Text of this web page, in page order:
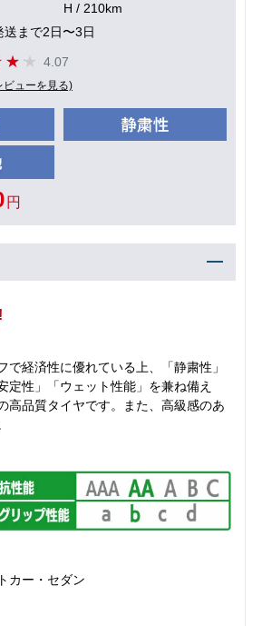
H / 210km
送まで2日〜3日
4.07
ビューを見る)
円
で経済性に優れている上、「静粛性」
定性」「ウェット性能」を兼ね備え
高品質タイヤです。また、高級感のあ
カー・セダン